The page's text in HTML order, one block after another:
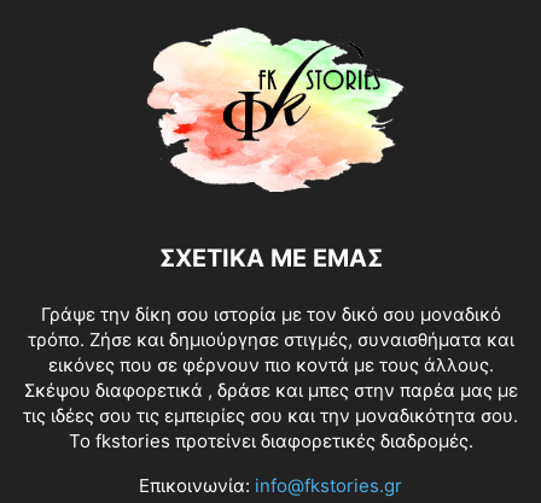
ΣΧΕΤΙΚΑ ΜΕ ΕΜΑΣ
Γράψε την δίκη σου ιστορία με τον δικό σου μοναδικό
τρόπο. Ζήσε και δημιούργησε στιγμές, συναισθήματα και
εικόνες που σε φέρνουν πιο κοντά με τους άλλους.
Σκέψου διαφορετικά , δράσε και μπες στην παρέα μας με
τις ιδέες σου τις εμπειρίες σου και την μοναδικότητα σου.
Το fkstories προτείνει διαφορετικές διαδρομές.
Επικοινωνία: info@fkstories.gr